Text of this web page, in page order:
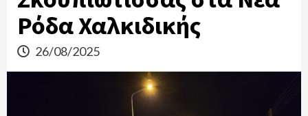
Ρόδα Χαλκιδικής
26/08/2025